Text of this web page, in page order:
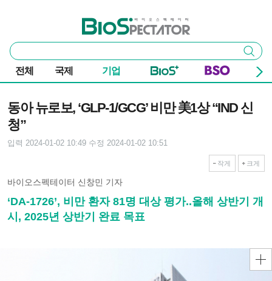
바이오스펙테이터
통
합
검
색
검색
전체 국제 기업
동아 뉴로보, ‘GLP-1/GCG’ 비만 美1상 “IND 신
청”
입력 2024-01-02 10:49 수정 2024-01-02 10:51
작게 크게
바이오스펙테이터 신창민 기자
‘DA-1726’, 비만 환자 81명 대상 평가..올해 상반기 개
시, 2025년 상반기 완료 목표